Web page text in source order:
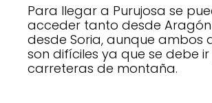
Para llegar a Purujosa se
acceder tanto desde
desde Soria, aunque ambos
son difíciles ya que se debe
carreteras de montaña.